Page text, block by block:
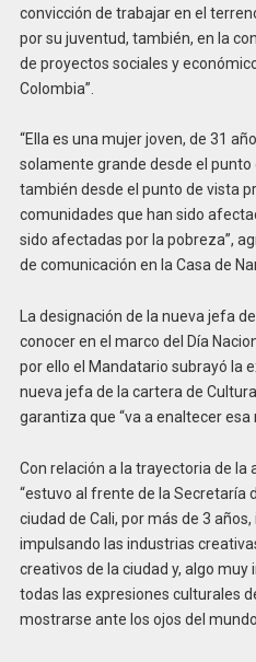
convicción de trabajar en el
por su juventud, también, en la
de proyectos sociales y
Colombia”.
“Ella es una mujer joven, de 31
solamente grande desde el
también desde el punto de vista
comunidades que han sido
sido afectadas por la pobreza”,
de comunicación en la Casa de
La designación de la nueva jefa
conocer en el marco del Día
por ello el Mandatario subrayó la
nueva jefa de la cartera de
garantiza que “va a enaltecer esa
Con relación a la trayectoria de la
“estuvo al frente de la Secretaría
ciudad de Cali, por más de 3
impulsando las industrias
creativos de la ciudad y, algo
todas las expresiones culturales
mostrarse ante los ojos del